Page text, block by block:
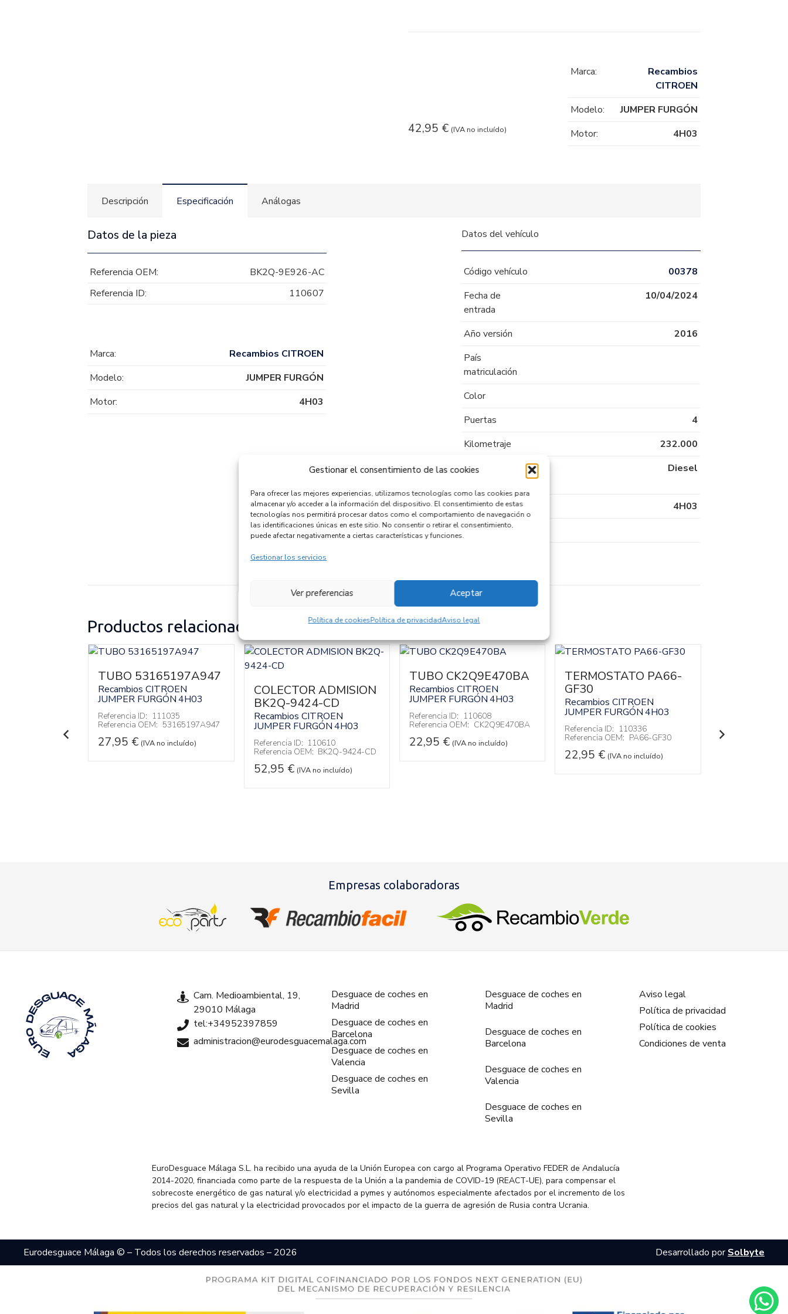
Gestionar el consentimiento de las cookies
Para ofrecer las mejores experiencias, utilizamos tecnologías como las cookies para
almacenar y/o acceder a la información del dispositivo. El consentimiento de estas
tecnologías nos permitirá procesar datos como el comportamiento de navegación o
las identificaciones únicas en este sitio. No consentir o retirar el consentimiento,
puede afectar negativamente a ciertas características y funciones.
Gestionar los servicios
Aceptar
Ver preferencias
Política de cookiesPolítica de privacidadAviso legal
42,95 € (IVA no incluído)
Marca:
Recambios
CITROEN
Modelo:
JUMPER FURGÓN
Motor:
4H03
Descripción Especificación Análogas
Datos de la pieza
Referencia OEM:
BK2Q-9E926-AC
Referencia ID:
110607
Marca:
Recambios CITROEN
Modelo:
JUMPER FURGÓN
Motor:
4H03
Datos del vehículo
Código vehículo
00378
Fecha de
entrada
10/04/2024
Año versión
2016
País
matriculación
Color
Puertas
4
Kilometraje
232.000
Tipo de
Diesel
Código motor
4H03
Código cambio
Productos relacionados
TUBO 53165197A947
Recambios CITROEN
JUMPER FURGÓN 4H03
Referencia ID: 111035
Referencia OEM: 53165197A947
27,95 € (IVA no incluído)
COLECTOR ADMISION
BK2Q-9424-CD
Recambios CITROEN
JUMPER FURGÓN4H03
Referencia ID: 110610
Referencia OEM: BK2Q-9424-CD
52,95 € (IVA no incluído)
TUBO CK2Q9E470BA
Recambios CITROEN
JUMPER FURGÓN4H03
Referencia ID: 110608
Referencia OEM: CK2Q9E470BA
22,95 € (IVA no incluído)
TERMOSTATO PA66-
GF30
Recambios CITROEN
JUMPER FURGÓN 4H03
Referencia ID: 110336
Referencia OEM: PA66-GF30
22,95 € (IVA no incluído)
Referencia ID:
Empresas colaboradoras
Cam. Medioambiental, 19,
29010 Málaga
tel:+34952397859
administracion@eurodesguacemalaga.com
Desguace de coches en
Madrid
Desguace de coches en
Barcelona
Desguace de coches en
Valencia
Desguace de coches en
Sevilla
Desguace de coches en
Madrid
Desguace de coches en
Barcelona
Desguace de coches en
Valencia
Desguace de coches en
Sevilla
Aviso legal
Política de privacidad
Política de cookies
Condiciones de venta
EuroDesguace Málaga S.L. ha recibido una ayuda de la Unión Europea con cargo al Programa Operativo FEDER de Andalucía
2014-2020, financiada como parte de la respuesta de la Unión a la pandemia de COVID-19 (REACT-UE), para compensar el
sobrecoste energético de gas natural y/o electricidad a pymes y autónomos especialmente afectados por el incremento de los
precios del gas natural y la electricidad provocados por el impacto de la guerra de agresión de Rusia contra Ucrania.
Eurodesguace Málaga © – Todos los derechos reservados – 2026 Desarrollado porSolbyte